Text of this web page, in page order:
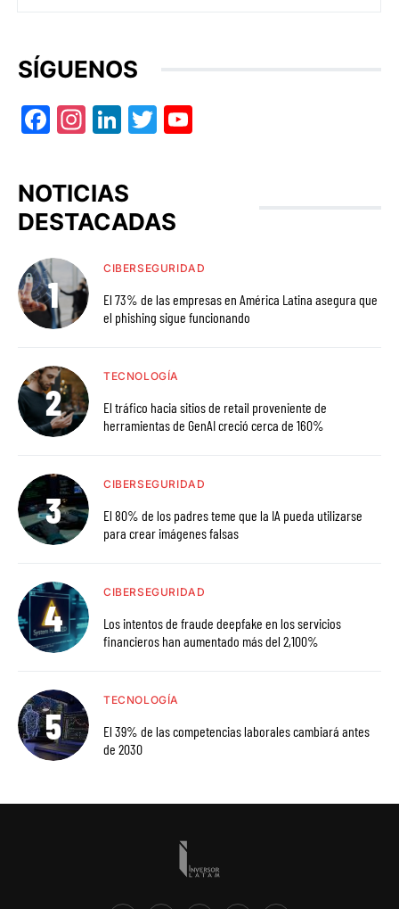
SÍGUENOS
Facebook
Instagram
LinkedIn
Twitter
NOTICIAS
DESTACADAS
CIBERSEGURIDAD
El 73% de las empresas en América Latina asegura que
el phishing sigue funcionando
TECNOLOGÍA
El tráfico hacia sitios de retail proveniente de
herramientas de GenAI creció cerca de 160%
CIBERSEGURIDAD
El 80% de los padres teme que la IA pueda utilizarse
para crear imágenes falsas
CIBERSEGURIDAD
Los intentos de fraude deepfake en los servicios
financieros han aumentado más del 2,100%
TECNOLOGÍA
El 39% de las competencias laborales cambiará antes
de 2030